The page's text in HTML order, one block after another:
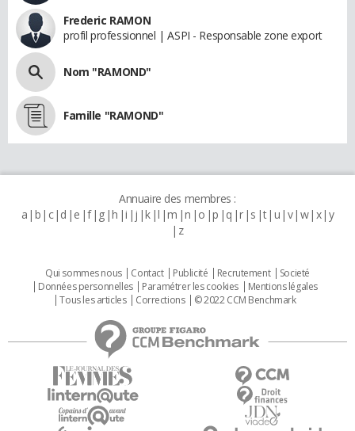
Frederic RAMON
profil professionnel | ASPI - Responsable zone export
Nom "RAMOND"
Famille "RAMOND"
Annuaire des membres :
a b c d e f g h i j k l m n o p q r s t u v w x y
z
Qui sommes nous Contact Publicité Recrutement
Societé
Données personnelles
Paramétrer les cookies
Mentions légales
Tous les articles
Corrections © 2022 CCM Benchmark